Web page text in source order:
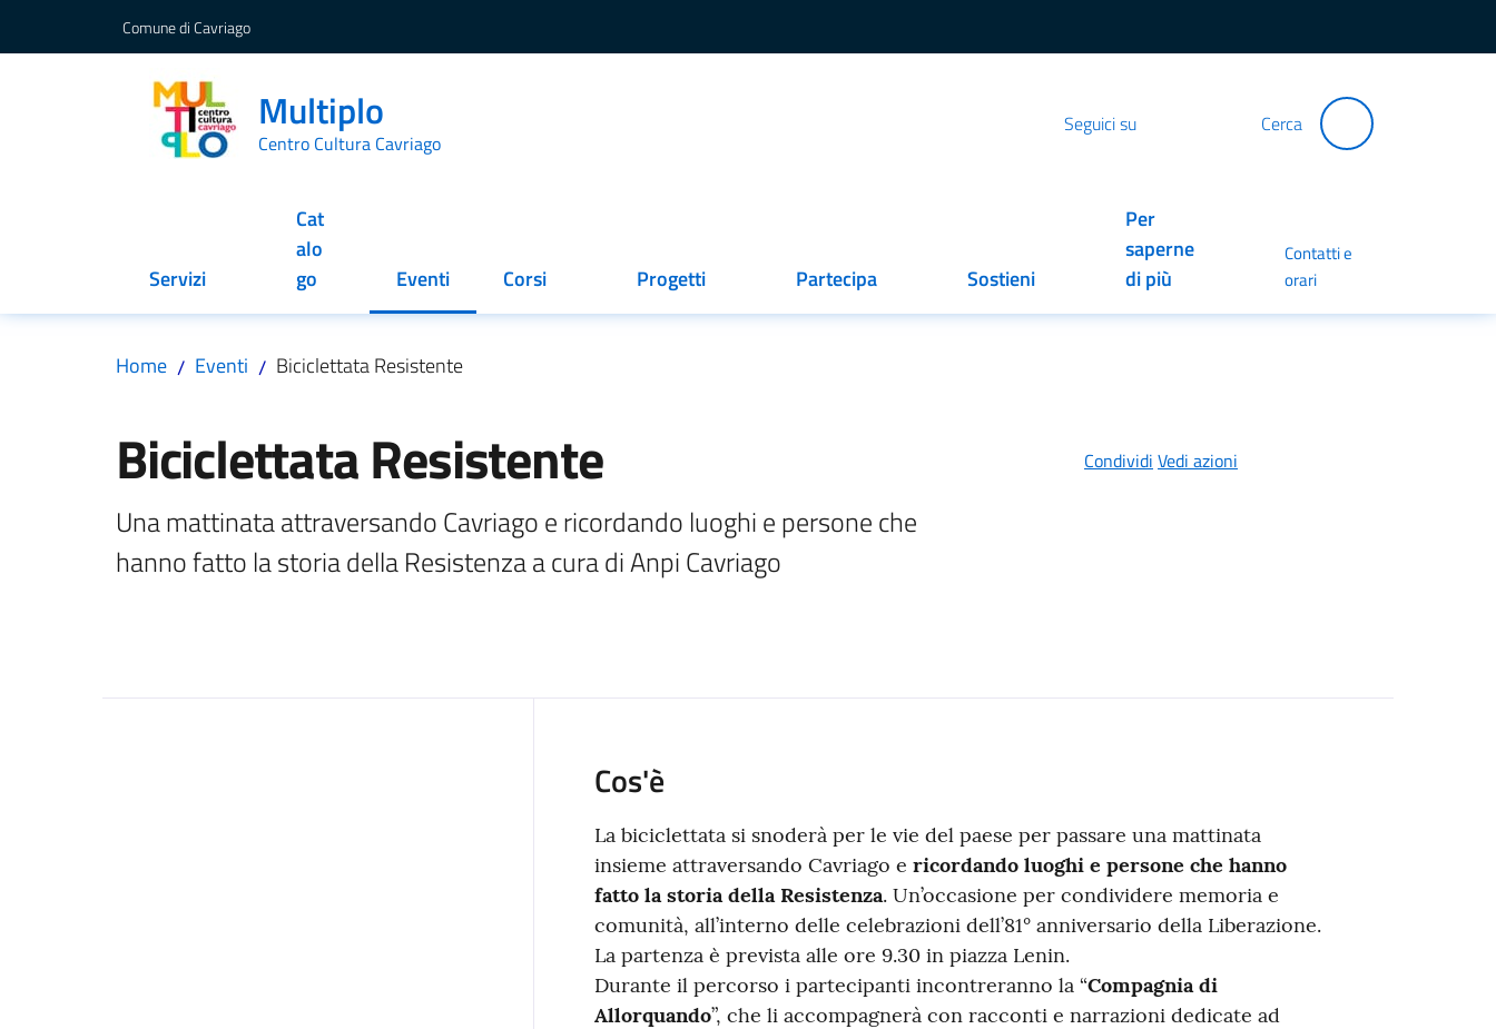
Comune di Cavriago
Multiplo
Centro Cultura Cavriago
Seguici su Cerca
Servizi
Cat
alo
go
Eventi
Menu selezionato
Corsi Progetti Partecipa Sostieni
Per
saperne
di più
Contatti e
orari
Home / Eventi / Biciclettata Resistente
Biciclettata Resistente
Una mattinata attraversando Cavriago e ricordando luoghi e persone che
hanno fatto la storia della Resistenza a cura di Anpi Cavriago
Condividi Vedi azioni
Cos'è
La biciclettata si snoderà per le vie del paese per passare una mattinata
insieme attraversando Cavriago e ricordando luoghi e persone che hanno
fatto la storia della Resistenza. Un’occasione per condividere memoria e
comunità, all’interno delle celebrazioni dell’81° anniversario della Liberazione.
La partenza è prevista alle ore 9.30 in piazza Lenin.
Durante il percorso i partecipanti incontreranno la “Compagnia di
Allorquando”, che li accompagnerà con racconti e narrazioni dedicate ad